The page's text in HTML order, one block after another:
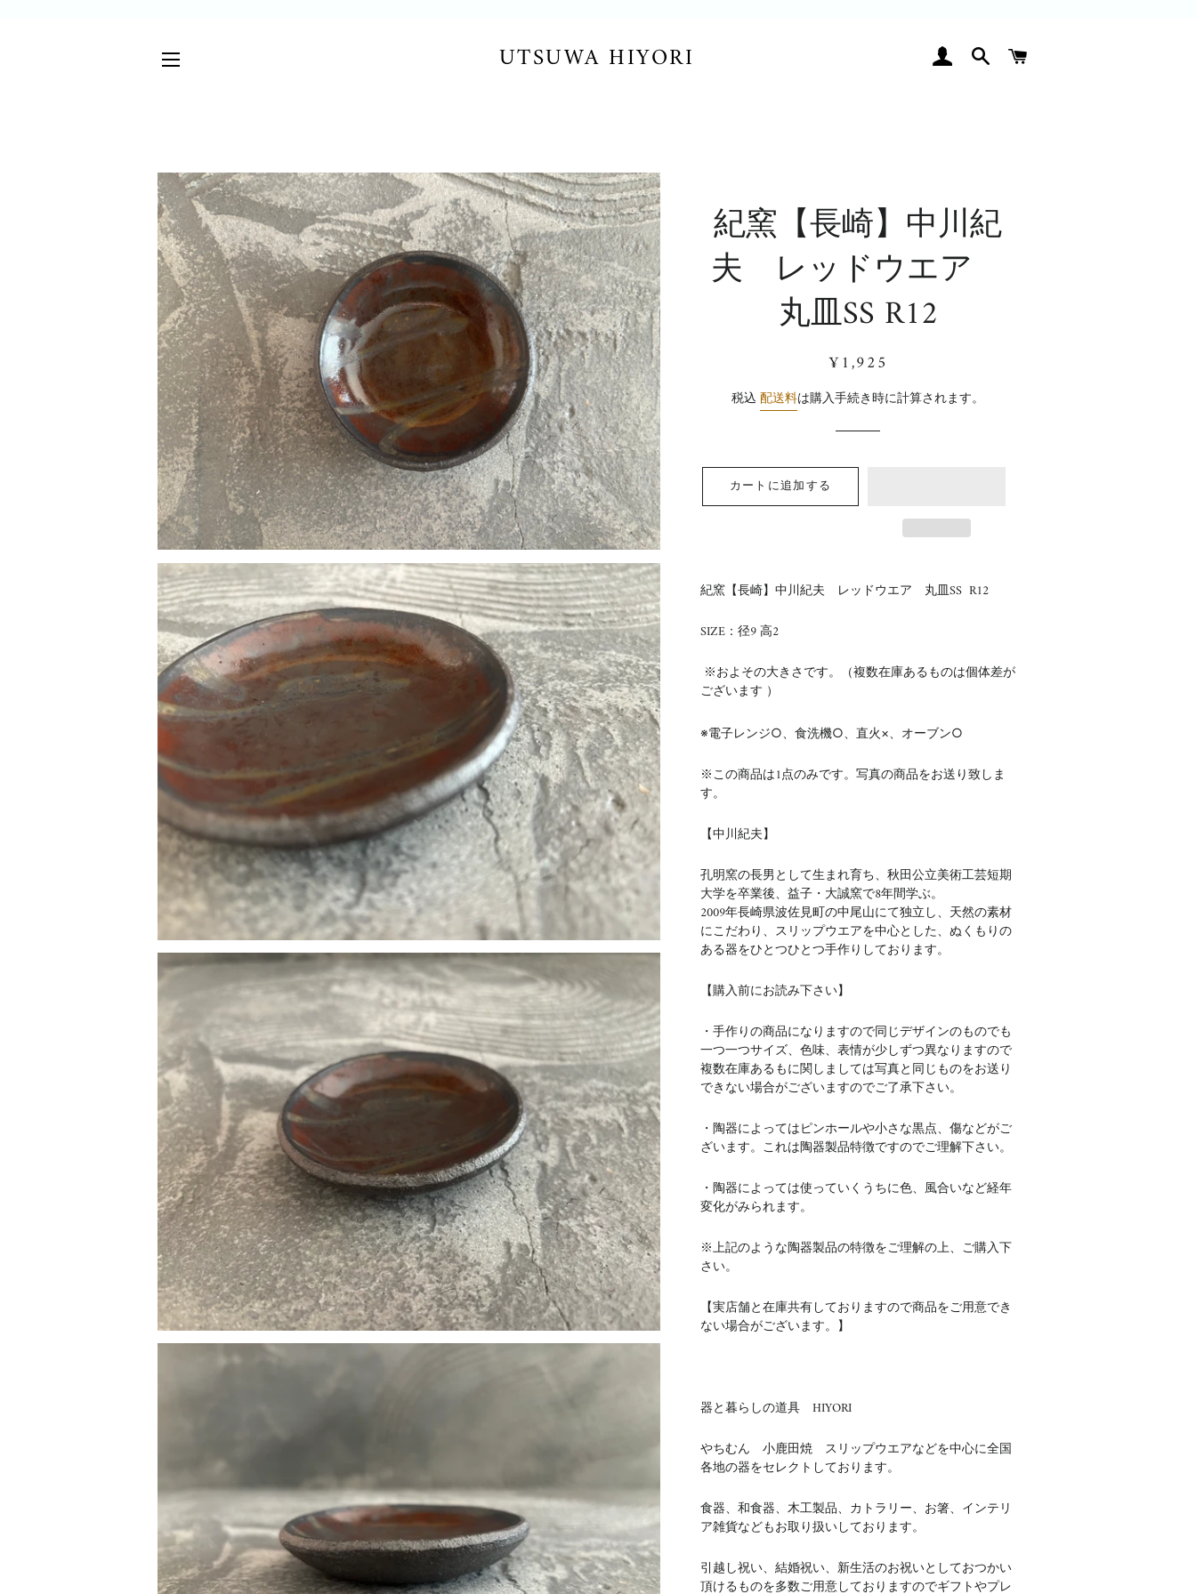
UTSUWA HIYORI ログイン検索
紀窯【長崎】中川紀
夫 レッドウエア
丸皿SS R12
通
価
販
価
¥1,925
税込配送料は購入手続き時に計算されます。
カートに追加する
紀窯【長崎】中川紀夫 レッドウエア 丸皿SS R12
SIZE：径9 高2
※およその大きさです。（複数在庫あるものは個体差が
ございます ）
※電子レンジ○、食洗機○、直火×、オーブン○
※この商品は1点のみです。写真の商品をお送り致しま
す。
【中川紀夫】
孔明窯の長男として生まれ育ち、秋田公立美術工芸短期
大学を卒業後、益子・大誠窯で8年間学ぶ。
2009年長崎県波佐見町の中尾山にて独立し、天然の素材
にこだわり、スリップウエアを中心とした、ぬくもりの
ある器をひとつひとつ手作りしております。
【購入前にお読み下さい】
・手作りの商品になりますので同じデザインのものでも
一つ一つサイズ、色味、表情が少しずつ異なりますので
複数在庫あるもに関しましては写真と同じものをお送り
できない場合がございますのでご了承下さい。
・陶器によってはピンホールや小さな黒点、傷などがご
ざいます。これは陶器製品特徴ですのでご理解下さい。
・陶器によっては使っていくうちに色、風合いなど経年
変化がみられます。
※上記のような陶器製品の特徴をご理解の上、ご購入下
さい。
【実店舗と在庫共有しておりますので商品をご用意でき
ない場合がございます。】
器と暮らしの道具 HIYORI
やちむん 小鹿田焼 スリップウエアなどを中心に全国
各地の器をセレクトしております。
食器、和食器、木工製品、カトラリー、お箸、インテリ
ア雑貨などもお取り扱いしております。
引越し祝い、結婚祝い、新生活のお祝いとしておつかい
頂けるものを多数ご用意しておりますのでギフトやプレ